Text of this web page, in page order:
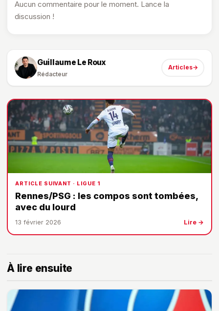
Aucun commentaire pour le moment. Lance la
discussion !
Guillaume Le Roux
Rédacteur
Articles→
ARTICLE SUIVANT · LIGUE 1
Rennes/PSG : les compos sont tombées,
avec du lourd
13 février 2026 Lire →
À lire ensuite